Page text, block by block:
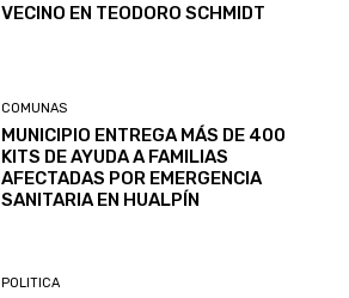
VECINO EN TEODORO SCHMIDT
COMUNAS
MUNICIPIO ENTREGA MÁS DE 400
KITS DE AYUDA A FAMILIAS
AFECTADAS POR EMERGENCIA
SANITARIA EN HUALPÍN
POLITICA